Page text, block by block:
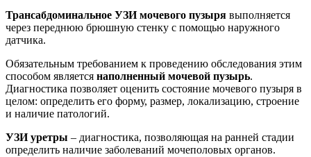
Трансабдоминальное УЗИ мочевого пузыря выполняется
через переднюю брюшную стенку с помощью наружного
датчика.
Обязательным требованием к проведению обследования этим
способом является наполненный мочевой пузырь.
Диагностика позволяет оценить состояние мочевого пузыря в
целом: определить его форму, размер, локализацию, строение
и наличие патологий.
УЗИ уретры – диагностика, позволяющая на ранней стадии
определить наличие заболеваний мочеполовых органов.